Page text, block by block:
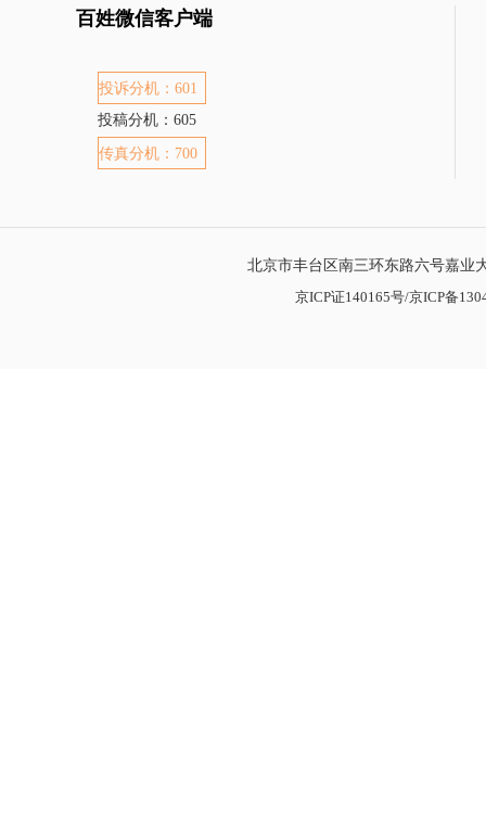
百姓微信客户端
投诉分机：601
投稿分机：605
传真分机：700
北京市丰台区南三环东路六号嘉业
京ICP证140165号/京ICP备